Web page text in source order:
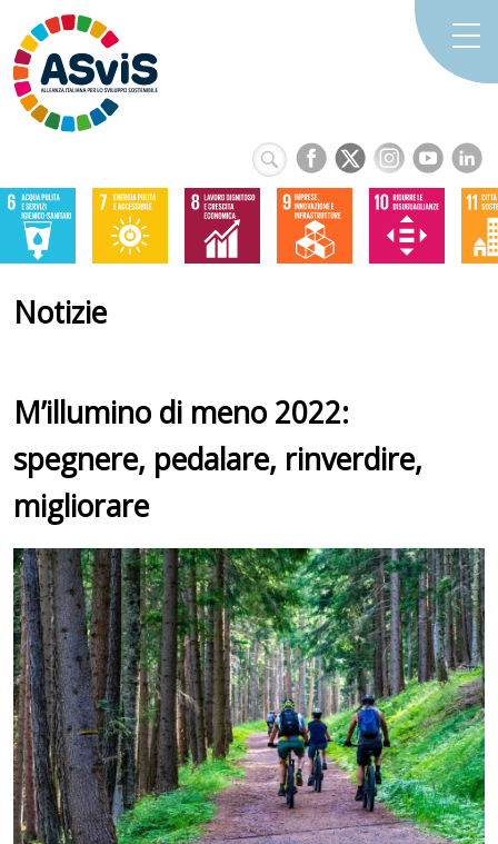
Notizie
M’illumino di meno 2022:
spegnere, pedalare, rinverdire,
migliorare